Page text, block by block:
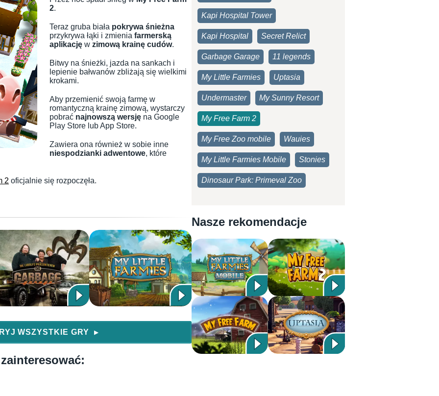
2.
Teraz gruba biała pokrywa śnieżna
przykrywa łąki i zmieniafarmerską
aplikację wzimową krainę cudów.
Bitwy na śnieżki, jazda na sankach i
lepienie bałwanów zbliżają się wielkimi
krokami.
Aby przemienić swoją farmę w
romantyczną krainę zimową, wystarczy
pobrać najnowszą wersję na Google
Play Store lub App Store.
Zawiera ona również w sobie inne
niespodzianki adwentowe, które
2 oficjalnie się rozpoczęła.
WSZYSTKIE GRY ▶
Kapi Hospital Tower
Kapi Hospital Secret Relict
Garbage Garage 11 legends
My Little Farmies Uptasia
Undermaster My Sunny Resort
My Free Farm 2
My Free Zoo mobile Wauies
My Little Farmies Mobile Stonies
Dinosaur Park: Primeval Zoo
Nasze rekomendacje